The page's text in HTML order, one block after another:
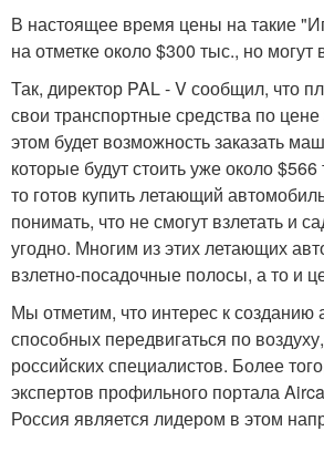
В настоящее время цены на такие
на отметке около $300 тыс., но могут
Так, директор PAL - V сообщил, что
свои транспортные средства по
этом будет возможность заказать
которые будут стоить уже около
то готов купить летающий
понимать, что не смогут взлетать и
угодно. Многим из этих летающих
взлетно-посадочные полосы, а то и
Мы отметим, что интерес к созданию
способных передвигаться по
российских специалистов. Более
экспертов профильного портала
Россия является лидером в этом